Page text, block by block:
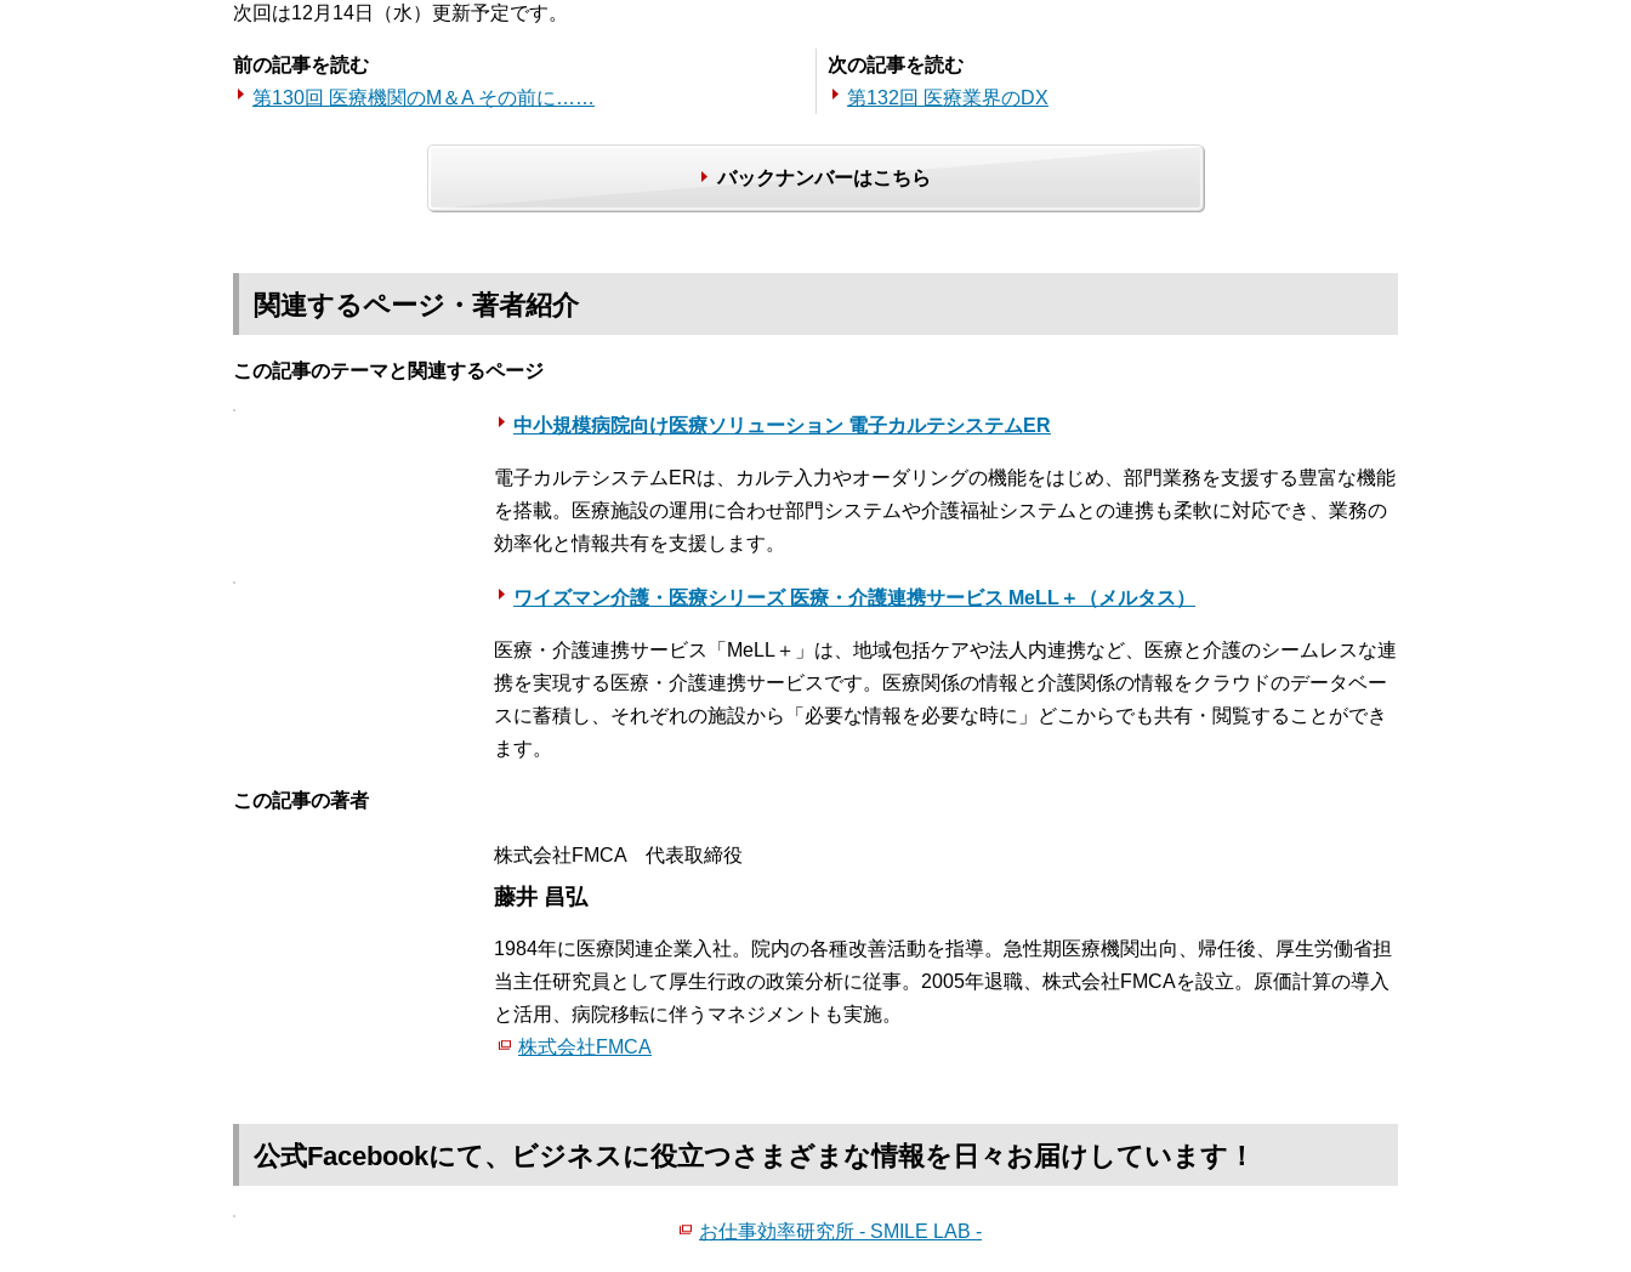
次回は12月14日（水）更新予定です。
前の記事を読む
第130回 医療機関のM＆A その前に……
次の記事を読む
第132回 医療業界のDX
バックナンバーはこちら
関連するページ・著者紹介
この記事のテーマと関連するページ
中小規模病院向け医療ソリューション 電子カルテシステムER
電子カルテシステムERは、カルテ入力やオーダリングの機能をはじめ、部門業務を支援する豊富な機能
を搭載。医療施設の運用に合わせ部門システムや介護福祉システムとの連携も柔軟に対応でき、業務の
効率化と情報共有を支援します。
ワイズマン介護・医療シリーズ 医療・介護連携サービス MeLL＋（メルタス）
医療・介護連携サービス「MeLL＋」は、地域包括ケアや法人内連携など、医療と介護のシームレスな連
携を実現する医療・介護連携サービスです。医療関係の情報と介護関係の情報をクラウドのデータベー
スに蓄積し、それぞれの施設から「必要な情報を必要な時に」どこからでも共有・閲覧することができ
ます。
この記事の著者
株式会社FMCA 代表取締役
藤井 昌弘
1984年に医療関連企業入社。院内の各種改善活動を指導。急性期医療機関出向、帰任後、厚生労働省担
当主任研究員として厚生行政の政策分析に従事。2005年退職、株式会社FMCAを設立。原価計算の導入
と活用、病院移転に伴うマネジメントも実施。
株式会社FMCA
公式Facebookにて、ビジネスに役立つさまざまな情報を日々お届けしています！
お仕事効率研究所 - SMILE LAB -